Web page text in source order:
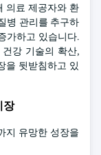
의료 제공자와 환
병 관리를 추구하
가하고 있습니다.
강 기술의 확산,
을 뒷받침하고 있
장
지 유망한 성장을